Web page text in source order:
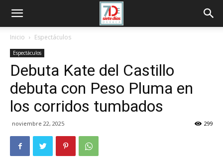
Inicio Espectáculos
Espectáculos
Debuta Kate del Castillo
debuta con Peso Pluma en
los corridos tumbados
noviembre 22, 2025 299